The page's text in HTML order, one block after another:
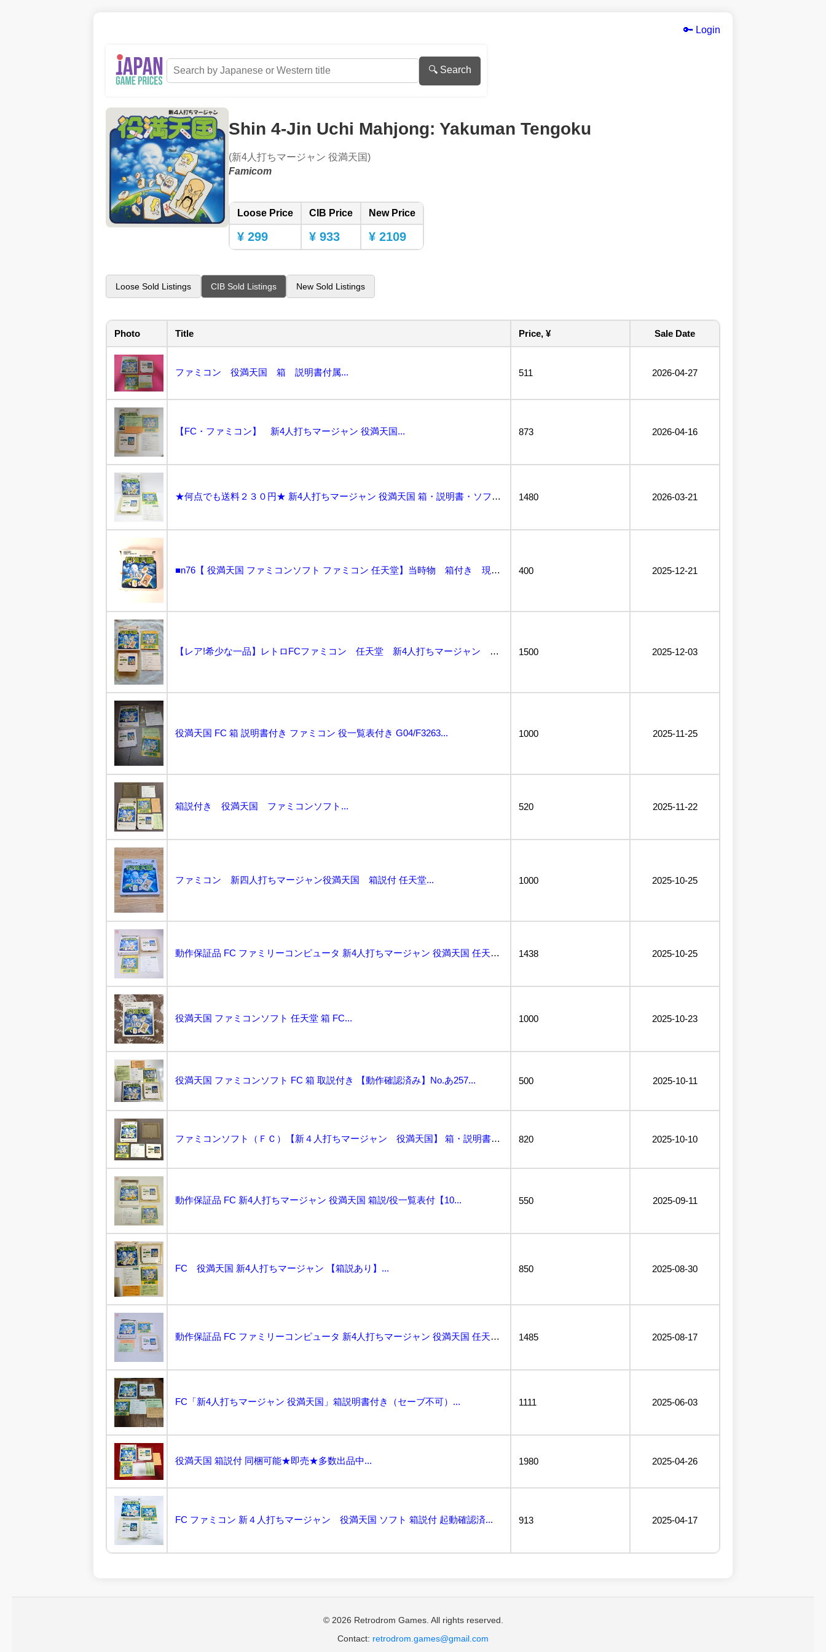
🔑 Login
🔍 Search
Shin 4-Jin Uchi Mahjong: Yakuman Tengoku
(新4人打ちマージャン 役満天国)
Famicom
Loose Price CIB Price New Price
¥ 299 ¥ 933 ¥ 2109
Loose Sold Listings CIB Sold Listings New Sold Listings
Photo Title Price, ¥ Sale Date
ファミコン 役満天国 箱 説明書付属... 511 2026-04-27
【FC・ファミコン】 新4人打ちマージャン 役満天国... 873 2026-04-16
★何点でも送料２３０円★ 新4人打ちマージャン 役満天国 箱・説明書・ソフト ファミコン スF1レ即... 1480 2026-03-21
■n76【 役満天国 ファミコンソフト ファミコン 任天堂】当時物 箱付き 現状品... 400 2025-12-21
【レア!希少な一品】レトロFCファミコン 任天堂 新4人打ちマージャン 役満天国 箱、説明書、役一覧... 1500 2025-12-03
役満天国 FC 箱 説明書付き ファミコン 役一覧表付き G04/F3263... 1000 2025-11-25
箱説付き 役満天国 ファミコンソフト... 520 2025-11-22
ファミコン 新四人打ちマージャン役満天国 箱説付 任天堂... 1000 2025-10-25
動作保証品 FC ファミリーコンピュータ 新4人打ちマージャン 役満天国 任天堂 Nintendo ... 1438 2025-10-25
役満天国 ファミコンソフト 任天堂 箱 FC... 1000 2025-10-23
役満天国 ファミコンソフト FC 箱 取説付き 【動作確認済み】No.あ257... 500 2025-10-11
ファミコンソフト（ＦＣ）【新４人打ちマージャン 役満天国】 箱・説明書付き... 820 2025-10-10
動作保証品 FC 新4人打ちマージャン 役満天国 箱説/役一覧表付【10... 550 2025-09-11
FC 役満天国 新4人打ちマージャン 【箱説あり】... 850 2025-08-30
動作保証品 FC ファミリーコンピュータ 新4人打ちマージャン 役満天国 任天堂 Nintendo ... 1485 2025-08-17
FC「新4人打ちマージャン 役満天国」箱説明書付き（セーブ不可）... 1111 2025-06-03
役満天国 箱説付 同梱可能★即売★多数出品中... 1980 2025-04-26
FC ファミコン 新４人打ちマージャン 役満天国 ソフト 箱説付 起動確認済... 913 2025-04-17
© 2026 Retrodrom Games. All rights reserved.
Contact: retrodrom.games@gmail.com